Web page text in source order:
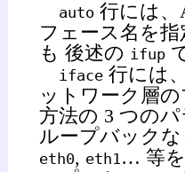
auto 行には
フェース名を
も 後述の ifup
iface 行には
ットワーク層
方法の 3 つの
ループバック
eth0, eth1… 等